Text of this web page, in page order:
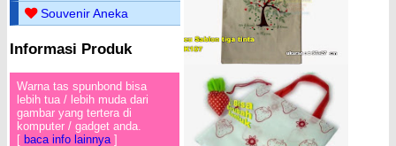
Souvenir Aneka
Informasi Produk
Warna tas spunbond bisa
lebih tua / lebih muda dari
gambar yang tertera di
komputer / gadget anda.
[ baca info lainnya]